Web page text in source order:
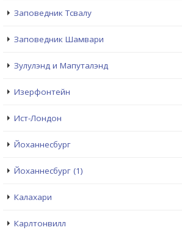
Заповедник Тсвалу
Заповедник Шамвари
Зулулэнд и Мапуталэнд
Изерфонтейн
Ист-Лондон
Йоханнесбург
Йоханнесбург (1)
Калахари
Карлтонвилл